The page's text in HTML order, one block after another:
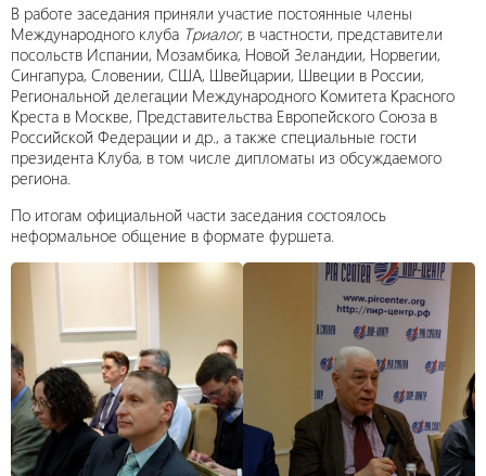
В работе заседания приняли участие постоянные члены
Международного клуба Триалог, в частности, представители
посольств Испании, Мозамбика, Новой Зеландии, Норвегии,
Сингапура, Словении, США, Швейцарии, Швеции в России,
Региональной делегации Международного Комитета Красного
Креста в Москве, Представительства Европейского Союза в
Российской Федерации и др., а также специальные гости
президента Клуба, в том числе дипломаты из обсуждаемого
региона.
По итогам официальной части заседания состоялось
неформальное общение в формате фуршета.